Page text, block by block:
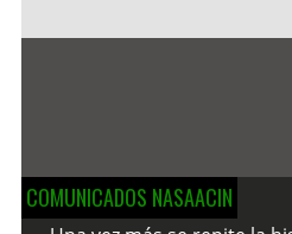
COMUNICADOS NASAACIN